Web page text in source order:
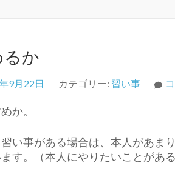
か
9月22日 カテゴリー: 習い事
か。
い事がある場合は、本人があま
す。（本人にやりたいことがあ